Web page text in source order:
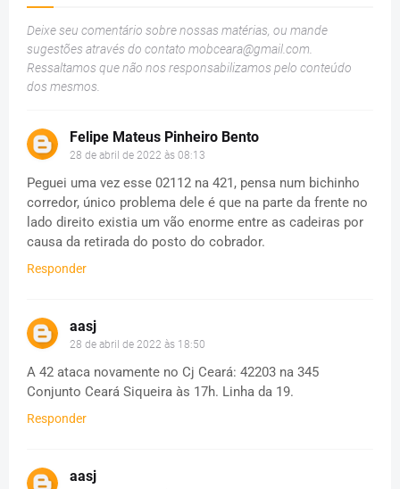
Deixe seu comentário sobre nossas matérias, ou mande
sugestões através do contato mobceara@gmail.com
Ressaltamos que não nos responsabilizamos pelo conteúdo
dos mesmos.
Felipe Mateus Pinheiro Bento
28 de abril de 2022 às 08:13
Peguei uma vez esse 02112 na 421, pensa num bichinho
corredor, único problema dele é que na parte da frente no
lado direito existia um vão enorme entre as cadeiras por
causa da retirada do posto do cobrador.
Responder
aasj
28 de abril de 2022 às 18:50
A 42 ataca novamente no Cj Ceará: 42203 na 345
Conjunto Ceará Siqueira às 17h. Linha da 19.
Responder
aasj